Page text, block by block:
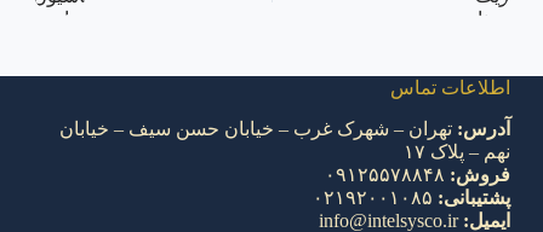
اطلاعات تماس
آدرس: تهران – شهرک غرب – خیابان حسن سیف – خیابان
نهم – پلاک ۱۷
فروش:
پشتیبانی:
ایمیل: info@intelsysco.ir